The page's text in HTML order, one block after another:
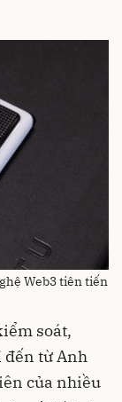
Web3 tiên tiến
soát,
đến từ Anh
của nhiều